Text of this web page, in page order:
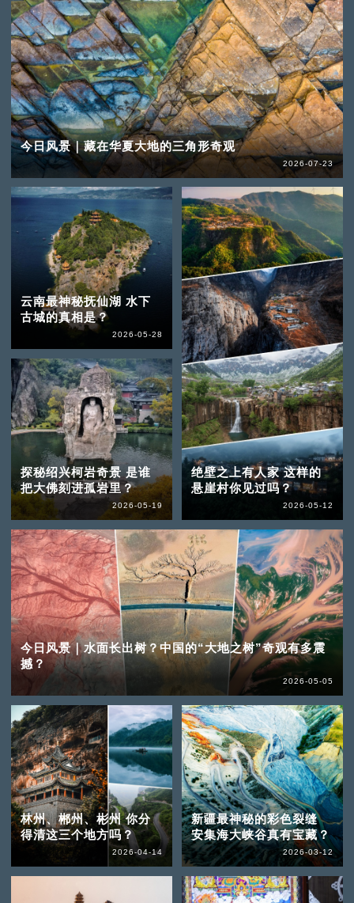
今日风景｜藏在华夏大地的三角形奇观
2026-07-23
云南最神秘抚仙湖 水下
古城的真相是？
2026-05-28
探秘绍兴柯岩奇景 是谁
把大佛刻进孤岩里？
2026-05-19
绝壁之上有人家 这样的
悬崖村你见过吗？
2026-05-12
今日风景｜水面长出树？中国的“大地之树”奇观有多震
撼？
2026-05-05
林州、郴州、彬州 你分
得清这三个地方吗？
2026-04-14
新疆最神秘的彩色裂缝
安集海大峡谷真有宝藏？
2026-03-12